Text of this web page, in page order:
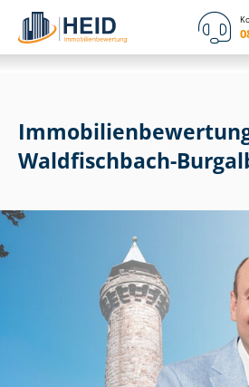
Waldfischbach-